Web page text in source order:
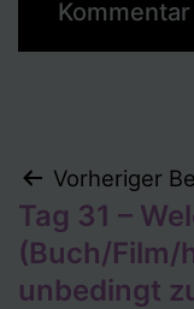
Vorheriger
Tag 31 –
(Buch/Film/
unbedingt